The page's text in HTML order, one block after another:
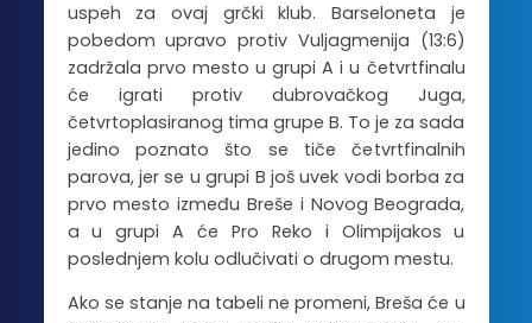
uspeh za ovaj grčki klub. Barseloneta je
pobedom upravo protiv Vuljagmenija (13:6)
zadržala prvo mesto u grupi A i u četvrtfinalu
će igrati protiv dubrovačkog Juga,
četvrtoplasiranog tima grupe B. To je za sada
jedino poznato što se tiče četvrtfinalnih
parova, jer se u grupi B još uvek vodi borba za
prvo mesto između Breše i Novog Beograda,
a u grupi A će Pro Reko i Olimpijakos u
poslednjem kolu odlučivati o drugom mestu.
Ako se stanje na tabeli ne promeni, Breša će u